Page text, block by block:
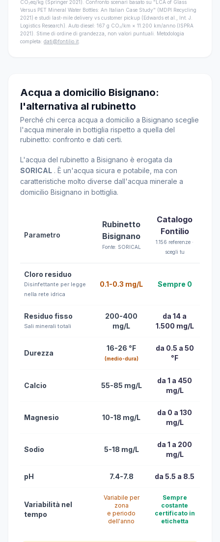
CO₂eq/kg (Springer 2021). Confronto scenari basato su "LCA of Glass
Versus PET Mineral Water Bottles: An Italian Case Study" (MDPI Recycling
2021) e studi last-mile delivery vs customer pickup (Edwards et al., Int. J.
Logistics Research). Auto diesel: 167 g CO₂/km × 11.200 km/anno (ISPRA
2021). Stime di ordine di grandezza, non valori puntuali. Metodologia
completa: dati@fontilio.it
Acqua a domicilio Bisignano:
l'alternativa al rubinetto
Perché chi cerca acqua a domicilio a Bisignano sceglie
l'acqua minerale in bottiglia rispetto a quella del
rubinetto: confronto e dati certi.
L'acqua del rubinetto a Bisignano è erogata da
SORICAL . È un'acqua sicura e potabile, ma con
caratteristiche molto diverse dall'acqua minerale a
domicilio Bisignano in bottiglia.
Parametro
Rubinetto
Bisignano
Fonte: SORICAL
Catalogo
Fontilio
1.156 referenze ·
scegli tu
Cloro residuo
Disinfettante per legge
nella rete idrica
0.1-0.3 mg/L Sempre 0
Residuo fisso
Sali minerali totali
200-400
mg/L
da 14 a
1.500 mg/L
Durezza
16-26 °F
(medio-dura)
da 0.5 a 50
°F
Calcio 55-85 mg/L
da 1 a 450
mg/L
Magnesio 10-18 mg/L
da 0 a 130
mg/L
Sodio 5-18 mg/L
da 1 a 200
mg/L
pH 7.4-7.8 da 5.5 a 8.5
Variabilità nel
tempo
Variabile per
zona
e periodo
dell'anno
Sempre
costante
certificato in
etichetta